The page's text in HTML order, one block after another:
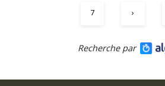
7 ›
Recherche par